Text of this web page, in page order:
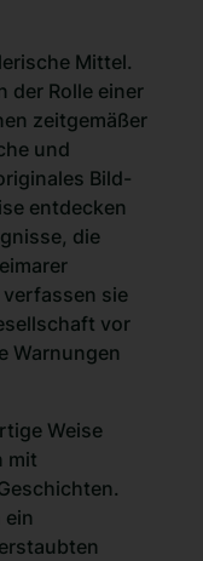
Mittel.
der Rolle einer
zeitgemäßer
und
Bild-
entdecken
die
sie
vor
Warnungen
Weise
mit